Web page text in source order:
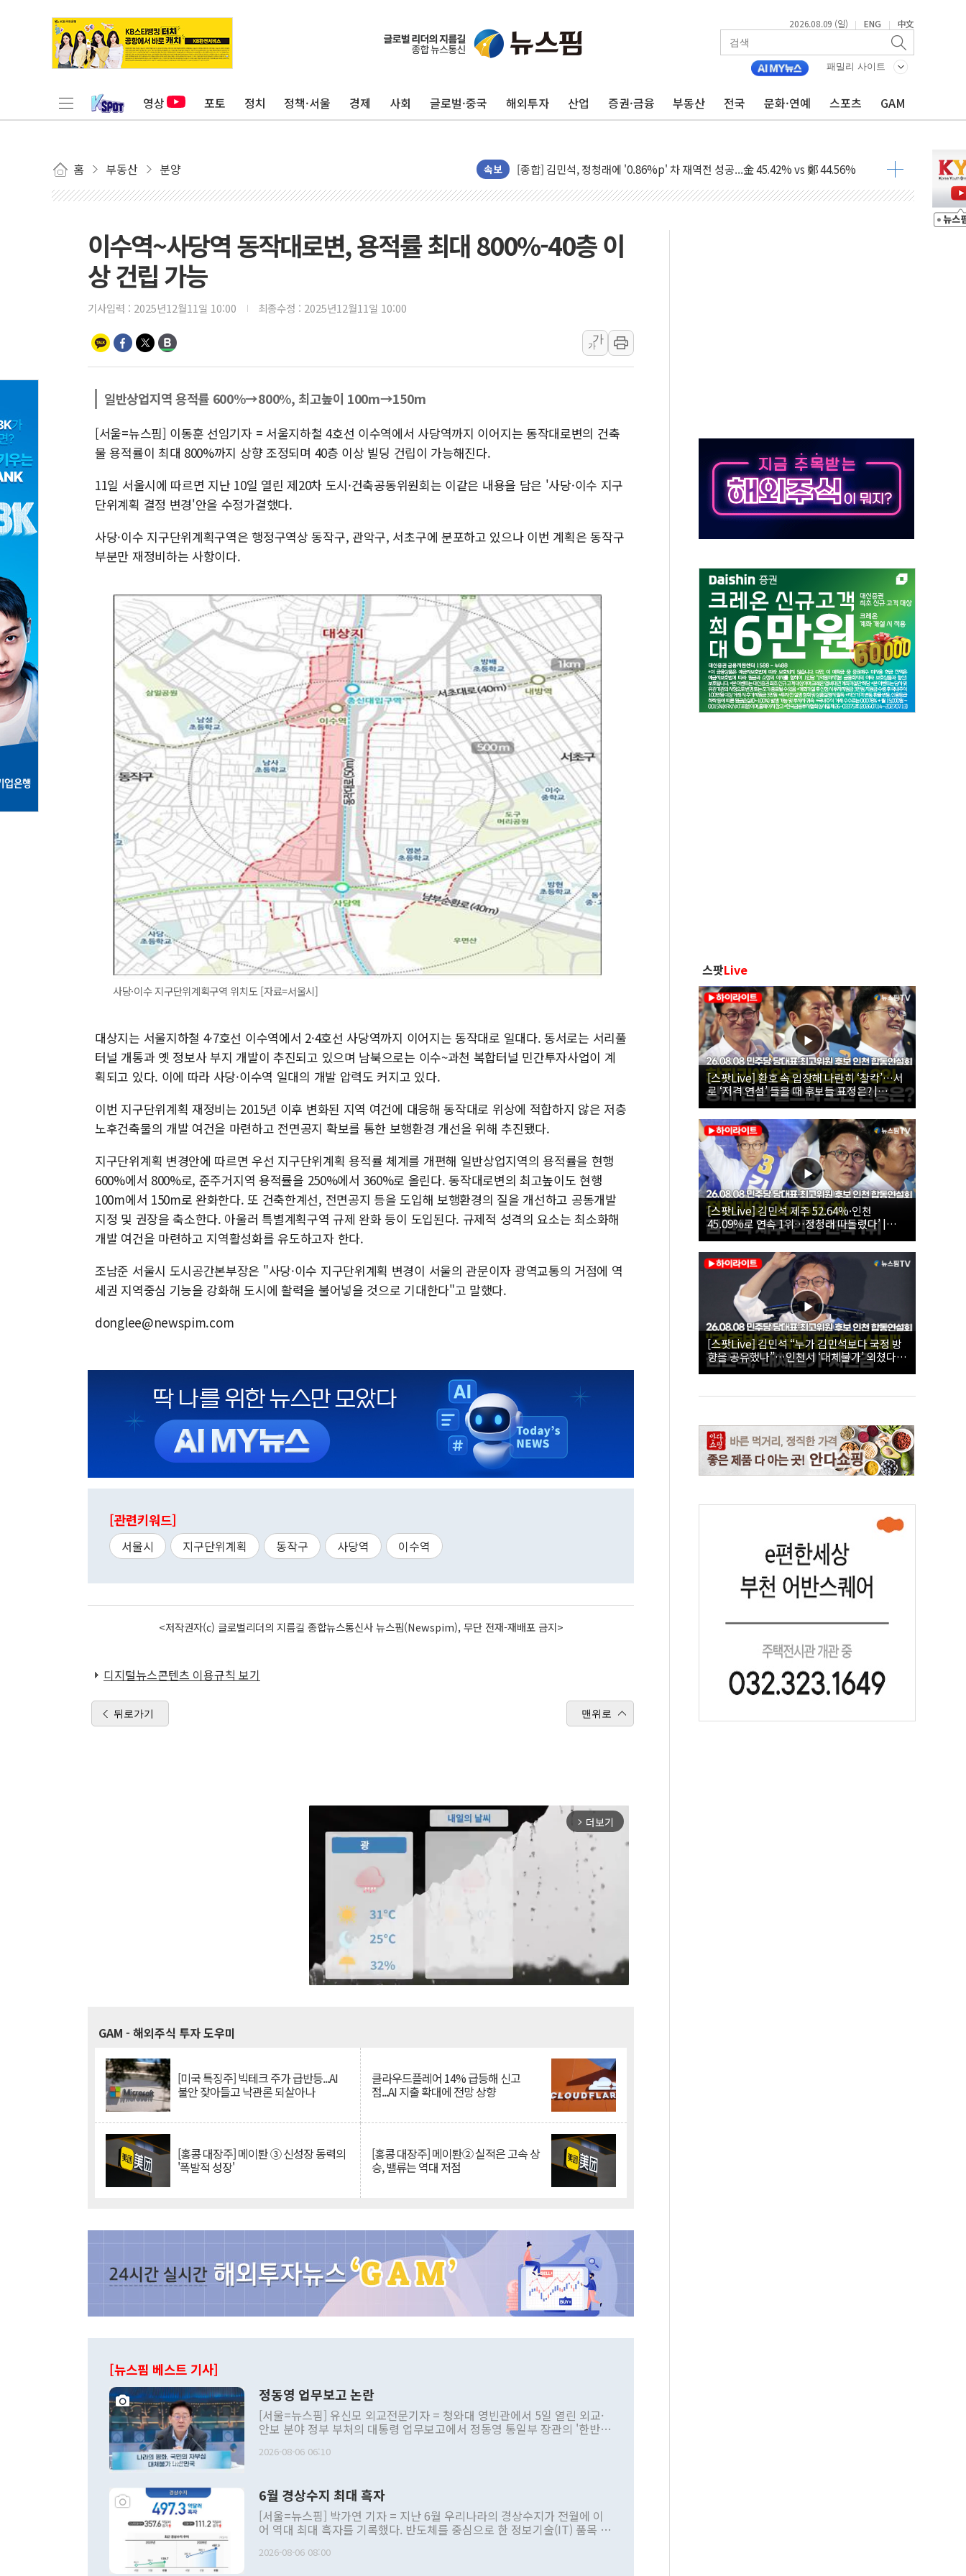
2026.08.09 (일) | ENG | 中文
패밀리 사이트
영상 포토 정치 정책·서울 경제 사회 글로벌·중국 해외투자 산업 증권·금융 부동산 전국 문화·연예 스포츠 GAM
홈 부동산 분양 속보
포항시 재난예산 40억 긴급 투입…고수온 양식장 복구·지원 '총력'
[종합] 김민석, 정청래에 '0.86%p' 차 재역전 성공...金 45.42% vs 鄭 44.56%
인천 합동연설회 나선 송영길·정청래·김민석 당대표 후보
[속보] 민주, 제주·인천 경선 결과 발표...김민석 47.75% 정청래 42.08%
美, 이란전 출구전략 만지작…공습 한계·탄약 부족 현실화
강릉·동해·삼척 시간당 최대 50㎜ 폭우…강원 동해안 강한 비 이어져
李대통령 "결혼 때문에 손해 보는 일 없게"…'결혼 페널티' 22개 과제 손본다
추미애, '위안부' 피해자 기림의 날 참석..."국제적 시민 연대로 목소리 내야"
인천 선재도 갯벌서 해루질 중 실종 60대 나흘만에 숨진 채 발견
인천서 말다툼 중 어머니 흉기 살해 10대 아들 체포
'화합' 꺼낸 김민석에 '뻔뻔' 받아친 정청래…제주 연설서 신경전 고조
이수역~사당역 동작대로변, 용적률 최대 800%-40층 이
상 건립 가능
기사입력 : 2025년12월11일 10:00 최종수정 : 2025년12월11일 10:00
가
가
일반상업지역 용적률 600%→800%, 최고높이 100m→150m
[서울=뉴스핌] 이동훈 선임기자 = 서울지하철 4호선 이수역에서 사당역까지 이어지는 동작대로변의 건축
물 용적률이 최대 800%까지 상향 조정되며 40층 이상 빌딩 건립이 가능해진다.
11일 서울시에 따르면 지난 10일 열린 제20차 도시·건축공동위원회는 이같은 내용을 담은 '사당·이수 지구
단위계획 결정 변경'안을 수정가결했다.
사당·이수 지구단위계획구역은 행정구역상 동작구, 관악구, 서초구에 분포하고 있으나 이번 계획은 동작구
부분만 재정비하는 사항이다.
사당·이수 지구단위계획구역 위치도 [자료=서울시]
대상지는 서울지하철 4·7호선 이수역에서 2·4호선 사당역까지 이어지는 동작대로 일대다. 동서로는 서리풀
터널 개통과 옛 정보사 부지 개발이 추진되고 있으며 남북으로는 이수~과천 복합터널 민간투자사업이 계
획되고 있다. 이에 따라 사당·이수역 일대의 개발 압력도 커지고 있다.
이번 지구단위계획 재정비는 2015년 이후 변화된 지역 여건에 대응해 동작대로 위상에 적합하지 않은 저층
노후건축물의 개발 여건을 마련하고 전면공지 확보를 통한 보행환경 개선을 위해 추진됐다.
지구단위계획 변경안에 따르면 우선 지구단위계획 용적률 체계를 개편해 일반상업지역의 용적률을 현행
600%에서 800%로, 준주거지역 용적률을 250%에서 360%로 올린다. 동작대로변의 최고높이도 현행
100m에서 150m로 완화한다. 또 건축한계선, 전면공지 등을 도입해 보행환경의 질을 개선하고 공동개발
지정 및 권장을 축소한다. 아울러 특별계획구역 규제 완화 등이 도입된다. 규제적 성격의 요소는 최소화해
개발 여건을 마련하고 지역활성화를 유도하고자 한다.
조남준 서울시 도시공간본부장은 "사당·이수 지구단위계획 변경이 서울의 관문이자 광역교통의 거점에 역
세권 지역중심 기능을 강화해 도시에 활력을 불어넣을 것으로 기대한다"고 말했다.
donglee@newspim.com
[관련키워드]
서울시 지구단위계획 동작구 사당역 이수역
<저작권자(c) 글로벌리더의 지름길 종합뉴스통신사 뉴스핌(Newspim), 무단 전재-재배포 금지>
디지털뉴스콘텐츠 이용규칙 보기
뒤로가기 맨위로
arrow_forward_ios 더보기
GAM - 해외주식 투자 도우미
[미국 특징주] 빅테크 주가 급반등...AI
불안 잦아들고 낙관론 되살아나
클라우드플레어 14% 급등해 신고
점...AI 지출 확대에 전망 상향
[홍콩 대장주] 메이퇀 ③ 신성장 동력의
'폭발적 성장'
[홍콩 대장주] 메이퇀② 실적은 고속 상
승, 밸류는 역대 저점
[뉴스핌 베스트 기사]
정동영 업무보고 논란
[서울=뉴스핌] 유신모 외교전문기자 = 청와대 영빈관에서 5일 열린 외교·
안보 분야 정부 부처의 대통령 업무보고에서 정동영 통일부 장관의 '한반도
발언 중에는 정부 내 조율을 거치지 않은 사안을 정책으로 추진하겠다고 공
주의적 희망에 근거한 비현실적 구상'이라는 비판을 내놨다. 그동안 정 장
관의 대북 정책 관련 발언이 물의를 빚은 적은 여러 번 있지만 대통령과 유
관 부처 장관이 공개적으로 부정적 입장을 표명한 것은 이례적이다. 정 장
관의 무리한 대북 접근법과 월권을 제어해야 한다는 목소리도 높아지고 있
다. [정동영 통일부 장관이 지난달 23일 오후 서울 종로구 정부서울청사에
2026-08-06 06:10
6월 경상수지 최대 흑자
[서울=뉴스핌] 박가연 기자 = 지난 6월 우리나라의 경상수지가 전월에 이
어 역대 최대 흑자를 기록했다. 반도체를 중심으로 한 정보기술(IT) 품목 수
료=한국은행] 한국은행이 6일 발표한 '2026년 6월 국제수지(잠정)'에 따르
2026-08-06 08:00
스팟Live
[스팟Live] 환호 속 입장해 나란히 ‘찰칵’…서
로 ‘저격 연설’ 들을 때 후보들 표정은? |
26.08.08 더불어민주당 당대표·최고위원 후
보 인천 합동연설회
[스팟Live] 김민석 제주 52.64%·인천
45.09%로 연속 1위…정청래 따돌렸다’ |
26.08.08 더불어민주당 당대표·최고위원 후
보 인천 합동연설회
[스팟Live] 김민석 “누가 김민석보다 국정 방
향을 공유했나”…인천서 ‘대체불가’ 외쳤다 |
26.08.08 더불어민주당 당대표·최고위원 후